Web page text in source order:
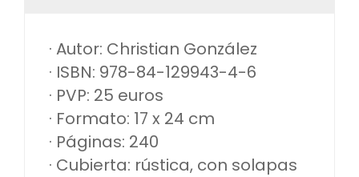
· Autor: Christian González
· ISBN: 978-84-129943-4-6
· PVP: 25 euros
· Formato: 17 x 24 cm
· Páginas: 240
· Cubierta: rústica, con solapas